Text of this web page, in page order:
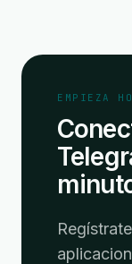
EMPIEZA